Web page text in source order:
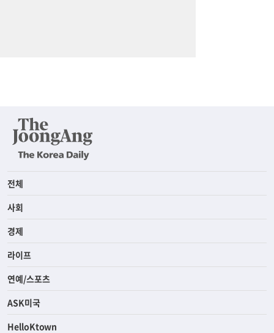
전체
사회
경제
라이프
연예/스포츠
ASK미국
HelloKtown